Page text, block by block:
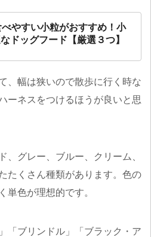
べやすい小粒がおすすめ！小
ドッグフード【厳選３つ】
、幅は狭いので散歩に行く時な
ーネスをつけるほうが良いと思
、グレー、ブルー、クリーム、
たくさん種類があります。色の
単色が理想的です。
「ブリンドル」「ブラック・ア